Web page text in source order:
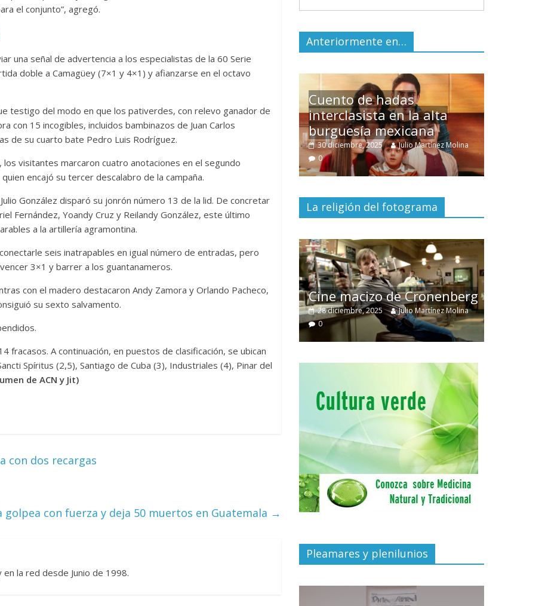
el conjunto”, agregó.
una señal de advertencia a los especialistas de la 60 Serie
doble a Camagüey (7×1 y 4×1) y afianzarse en el octavo
testigo del modo en que los pativerdes, con relevo ganador de
con 15 incogibles, incluidos bambinazos de Juan Carlos
de su cuarto bate Pedro Luis Rodríguez.
visitantes marcaron cuatro anotaciones en el segundo
encajó su tercer descalabro de la campaña.
González disparó su jonrón número 13 de la lid. De concretar
Fernández, Yoandy Cruz y Reilandy González, este último
a la artillería agramontina.
seis inatrapables en igual número de entradas, pero
3×1 y barrer a los guantanameros.
con el madero destacaron Andy Zamora y Orlando Pacheco,
su sexto salvamento.
fracasos. A continuación, en puestos de clasificación, se ubican
Spíritus (2,5), Santiago de Cuba (3), Industriales (4), Pinar del
de ACN y Jit)
con dos recargas
golpea con fuerza y deja 50 muertos en Guatemala →
la red desde Junio de 1998.
Anteriormente en…
con los defectos
telenovelas
Julio Martínez Molina 0
interclasista en la alta
burguesía mexicana
30 diciembre, 2025
Un hombre entre dos
mundos
15 mayo, 2026 Julio Martínez Molina 0
La religión del fotograma
argentina
Julio Martínez Molina
Cine macizo de Cronenberg
El documentalNuestra
tierray el despojo de los
pueblos originarios
30 junio, 2026 Julio Martínez Molina 0
Pleamares y plenilunios